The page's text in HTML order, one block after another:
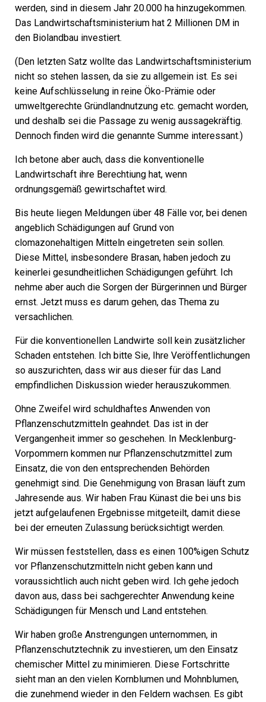
werden, sind in diesem Jahr 20.000 ha hinzugekommen.
Das Landwirtschaftsministerium hat 2 Millionen DM in
den Biolandbau investiert.
(Den letzten Satz wollte das Landwirtschaftsministerium
nicht so stehen lassen, da sie zu allgemein ist. Es sei
keine Aufschlüsselung in reine Öko-Prämie oder
umweltgerechte Gründlandnutzung etc. gemacht worden,
und deshalb sei die Passage zu wenig aussagekräftig.
Dennoch finden wird die genannte Summe interessant.)
Ich betone aber auch, dass die konventionelle
Landwirtschaft ihre Berechtiung hat, wenn
ordnungsgemäß gewirtschaftet wird.
Bis heute liegen Meldungen über 48 Fälle vor, bei denen
angeblich Schädigungen auf Grund von
clomazonehaltigen Mitteln eingetreten sein sollen.
Diese Mittel, insbesondere Brasan, haben jedoch zu
keinerlei gesundheitlichen Schädigungen geführt. Ich
nehme aber auch die Sorgen der Bürgerinnen und Bürger
ernst. Jetzt muss es darum gehen, das Thema zu
versachlichen.
Für die konventionellen Landwirte soll kein zusätzlicher
Schaden entstehen. Ich bitte Sie, Ihre Veröffentlichungen
so auszurichten, dass wir aus dieser für das Land
empfindlichen Diskussion wieder herauszukommen.
Ohne Zweifel wird schuldhaftes Anwenden von
Pflanzenschutzmitteln geahndet. Das ist in der
Vergangenheit immer so geschehen. In Mecklenburg-
Vorpommern kommen nur Pflanzenschutzmittel zum
Einsatz, die von den entsprechenden Behörden
genehmigt sind. Die Genehmigung von Brasan läuft zum
Jahresende aus. Wir haben Frau Künast die bei uns bis
jetzt aufgelaufenen Ergebnisse mitgeteilt, damit diese
bei der erneuten Zulassung berücksichtigt werden.
Wir müssen feststellen, dass es einen 100%igen Schutz
vor Pflanzenschutzmitteln nicht geben kann und
voraussichtlich auch nicht geben wird. Ich gehe jedoch
davon aus, dass bei sachgerechter Anwendung keine
Schädigungen für Mensch und Land entstehen.
Wir haben große Anstrengungen unternommen, in
Pflanzenschutztechnik zu investieren, um den Einsatz
chemischer Mittel zu minimieren. Diese Fortschritte
sieht man an den vielen Kornblumen und Mohnblumen,
die zunehmend wieder in den Feldern wachsen. Es gibt